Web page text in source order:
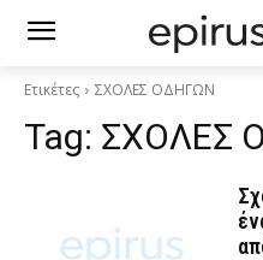
Ετικέτες ΣΧΟΛΕΣ ΟΔΗΓΩΝ
Tag: ΣΧΟΛΕΣ